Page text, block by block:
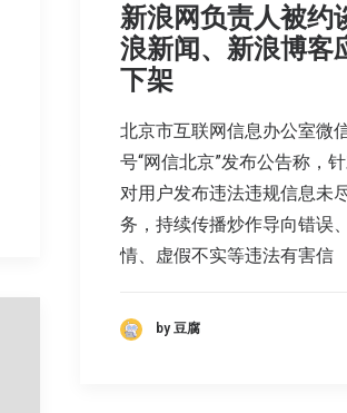
新浪网负责人被约
浪新闻、新浪博客
下架
北京市互联网信息办公室微
号“网信北京”发布公告称，
对用户发布违法违规信息未
务，持续传播炒作导向错误
情、虚假不实等违法有害信
by 豆腐